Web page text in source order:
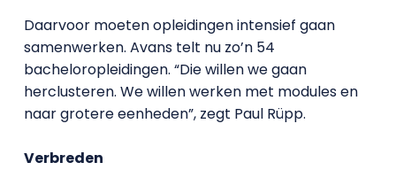
Daarvoor moeten opleidingen intensief gaan
samenwerken. Avans telt nu zo’n 54
bacheloropleidingen. “Die willen we gaan
herclusteren. We willen werken met modules en
naar grotere eenheden”, zegt Paul Rüpp.
Verbreden